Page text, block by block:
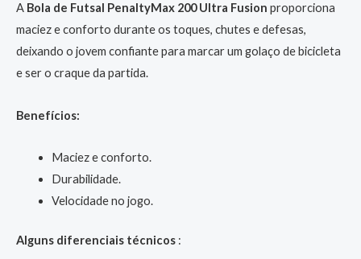
A Bola de Futsal PenaltyMax 200 Ultra Fusion proporciona
maciez e conforto durante os toques, chutes e defesas,
deixando o jovem confiante para marcar um golaço de bicicleta
e ser o craque da partida.
Benefícios:
Maciez e conforto.
Durabilidade.
Velocidade no jogo.
Alguns diferenciais técnicos :